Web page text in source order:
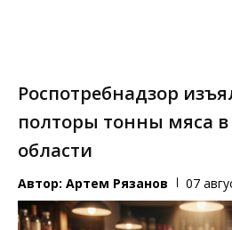
Роспотребнадзор
полторы тонны мяса
области
Автор: Артем Рязанов 07